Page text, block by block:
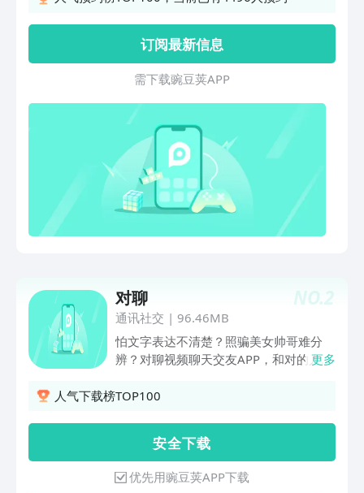
玩的嗨订阅最新信息
需 下 载 豌 豆 荚 A P P
NO.2
对聊
通讯社交 | 96.46MB
怕文字表达不清楚？照骗美女帅哥难分
辨？对聊视频聊天交友APP，和对的人
用户都通过严格的人工审核；亮点2：实
美颜给您自动搞定，不用担心不上镜啦。
亮点3：同城偶遇，邂逅对的Ta对聊是高
效的交友聊天约会软件，对聊-简单清
晰，专注交友。
更多
人气下载榜TOP100
安 全 下 载
优先用豌豆荚APP下载